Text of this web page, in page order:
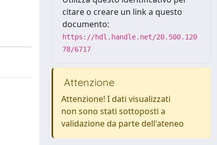
citare o creare un link a questo
documento:
https://hdl.handle.net/20.500.120
78/6717
Attenzione
Attenzione! I dati visualizzati
non sono stati sottoposti a
validazione da parte dell'ateneo